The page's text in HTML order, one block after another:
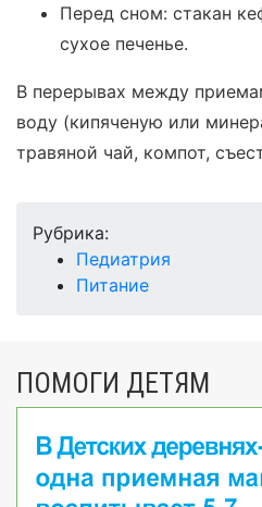
Перед сном: стакан
сухое печенье.
В перерывах между
воду (кипяченую или
травяной чай, компот,
Рубрика:
Педиатрия
Питание
ПОМОГИ ДЕТЯМ